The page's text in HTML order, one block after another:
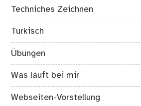
Techniches Zeichnen
Türkisch
Übungen
Was läuft bei mir
Webseiten-Vorstellung